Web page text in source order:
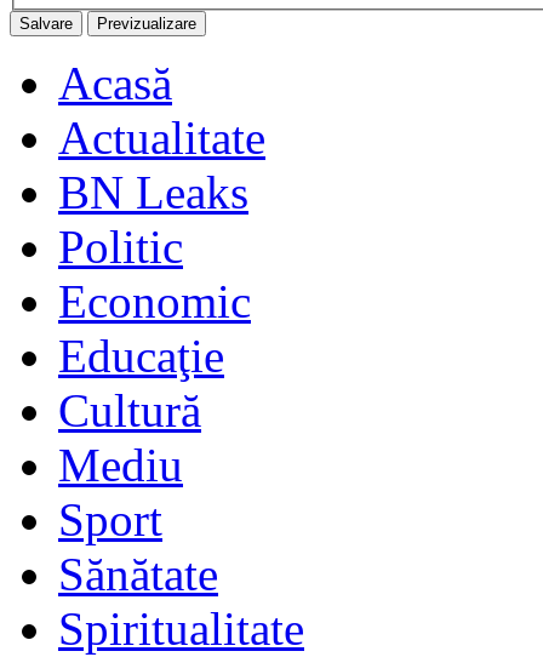
Acasă
Actualitate
BN Leaks
Politic
Economic
Educaţie
Cultură
Mediu
Sport
Sănătate
Spiritualitate